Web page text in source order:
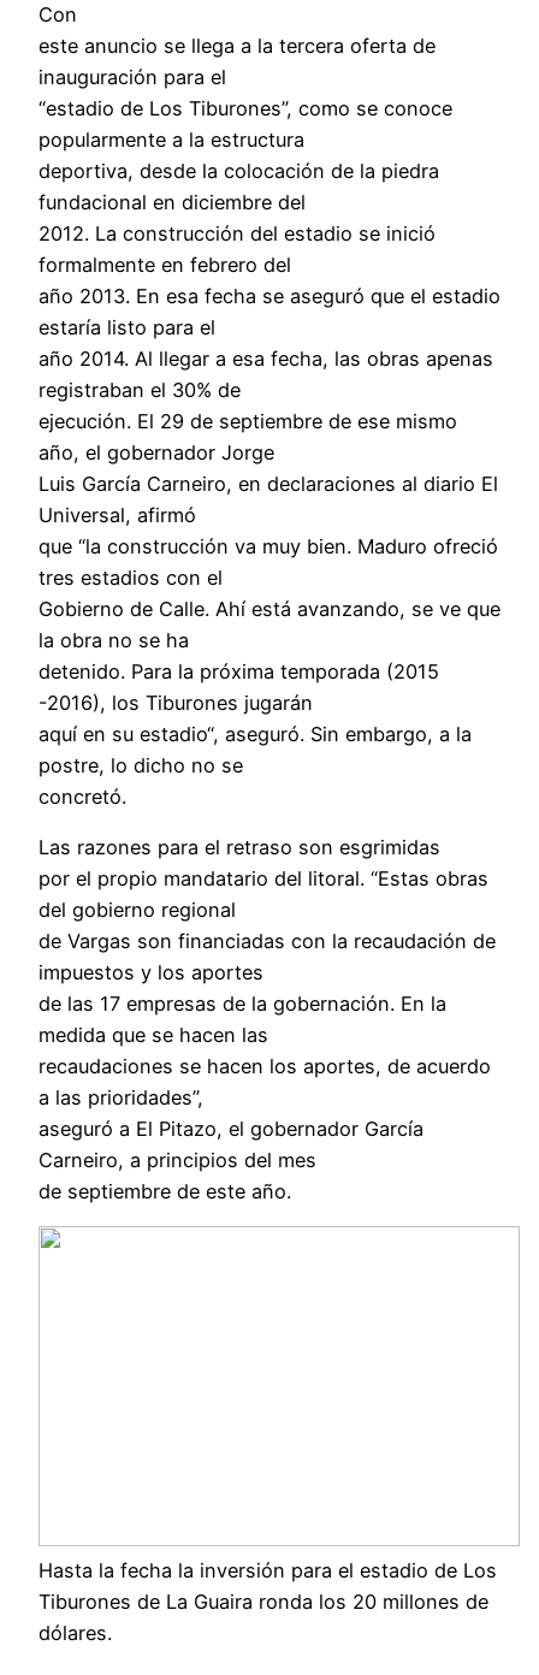
Con
este anuncio se llega a la tercera oferta de
inauguración para el
“estadio de Los Tiburones”, como se conoce
popularmente a la estructura
deportiva, desde la colocación de la piedra
fundacional en diciembre del
2012. La construcción del estadio se inició
formalmente en febrero del
año 2013. En esa fecha se aseguró que el estadio
estaría listo para el
año 2014. Al llegar a esa fecha, las obras apenas
registraban el 30% de
ejecución. El 29 de septiembre de ese mismo
año, el gobernador Jorge
Luis García Carneiro, en declaraciones al diario El
Universal, afirmó
que “la construcción va muy bien. Maduro ofreció
tres estadios con el
Gobierno de Calle. Ahí está avanzando, se ve que
la obra no se ha
detenido. Para la próxima temporada (2015
-2016), los Tiburones jugarán
aquí en su estadio“, aseguró. Sin embargo, a la
postre, lo dicho no se
concretó.
Las razones para el retraso son esgrimidas
por el propio mandatario del litoral. “Estas obras
del gobierno regional
de Vargas son financiadas con la recaudación de
impuestos y los aportes
de las 17 empresas de la gobernación. En la
medida que se hacen las
recaudaciones se hacen los aportes, de acuerdo
a las prioridades”,
aseguró a El Pitazo, el gobernador García
Carneiro, a principios del mes
de septiembre de este año.
Hasta la fecha la inversión para el estadio de Los
Tiburones de La Guaira ronda los 20 millones de
dólares.